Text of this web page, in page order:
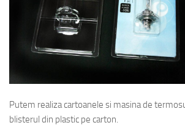
Putem realiza cartoanele si masina de
blisterul din plastic pe carton.